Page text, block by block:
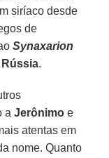
siríaco desde
de
Synaxarion
Rússia.
aJerônimo e
atentas em
nome. Quanto